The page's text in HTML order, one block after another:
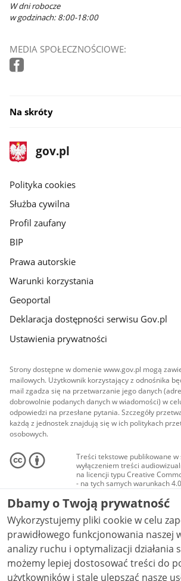
W dni robocze
w godzinach: 8:00-18:00
MEDIA SPOŁECZNOŚCIOWE:
Na skróty
stopka
gov.pl
Strona
gov.pl
gov.pl
Polityka cookies
Służba cywilna
Profil zaufany
BIP
Prawa autorskie
Warunki korzystania
Geoportal
Deklaracja dostępności serwisu Gov.pl
Ustawienia prywatności
Strony dostępne w domenie www.gov.pl mogą
mailowych. Użytkownik korzystający z odnośnika
mail zgadza się na przetwarzanie jego danych
dobrowolnie podanych danych w wiadomości) w
odpowiedzi na przesłane pytania. Szczegóły
każdą z jednostek znajdują się w ich politykach
osobowych.
Treści tekstowe publikowane w
wyłączeniem treści
na licencji typu Creative
- na tych samych warunkach
Materiały audiowizualne, w
audio i wideo, są udostępniane
Creative Commons: uznanie
niekomercyjne - bez utworów
NC-ND 4.0), o ile nie jest to
Dbamy o Twoją prywatność
Wykorzystujemy pliki cookie w celu
prawidłowego funkcjonowania naszej
analizy ruchu i optymalizacji działania strony.
możemy lepiej dostosować treści do
użytkowników i stale ulepszać nasze usługi.